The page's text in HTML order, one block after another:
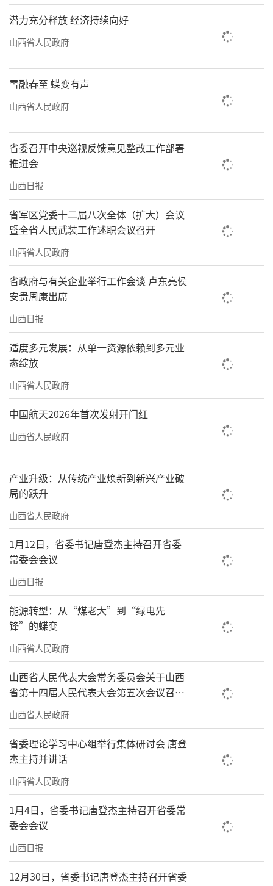
成归国，也加入了绛州澄泥砚的传承队伍。其
创新设计的“水滴”“核桃”“琴”等实用小
砚，融入国风国潮，造型时尚简约，颇受年轻
人喜爱。如今，他又烧出了令蔺涛比之不及的
豆沙绿等8色砚台。
寸墨池，其中，有非遗的赓续传承，也饱含着
涵育古今的无尽哲思。
左权民歌：太行之声响彻云霄
“桃花来你就红来，杏花来你就白。爬山
越岭我寻你来呀……”每当夕阳西下，人们结
束了一天的劳作，这样的歌声便会在各个角落
响起。7月21日下午，在左权县城沙河公园的西
南角，一个由民歌爱好者自发组织的“民歌
角”热闹非凡。大家围坐一起，从《亲圪蛋下
河洗衣裳》到《绣荷包》，再到《闹五更》，
一首首经典曲目轮番上演，独唱、对唱、合唱
交织成一片欢乐的海洋。原生态的民歌唱腔，
搭配着反映当地生活的歌词，大家陶醉其中，
掌声与尖叫声此起彼伏。
左权县是一片红色的土地，原名辽县，为
纪念抗日名将左权而更名。左权县也是中国民
间文化艺术之乡，素有“万首民歌千出戏”的
美誉。据官方考证，左权民歌作为太行山区原
生态民歌的代表，早在宋元时期就被广泛传
唱，成为当地民众劳作休闲时的娱乐方式。至
明清时期，民歌更贴近生活，至今仍有当年流
传下来的曲目。
“在左权，会说话就会唱民歌。”曹彦
明，一位从事民歌演唱工作超过50年的老艺
人，从小在父母的歌声中长大，如今又将自己
的歌声传给了儿孙。正是这种全民参与的氛
围，让左权民歌得以生生不息，代代相传。
“山丹丹你就开花呀红艳艳，看见你亲哥
哥就心里甜”……左权民歌中最具特色的莫过
于“开花调”。这种以“花”为中心，以“开
花”为比兴的民歌形式，不仅展现了左权人对
美好生活的向往和憧憬，更承载了太行山悠久
的人文历史和红色文化。从封建社会期间的爱
情悲歌，到“五四”新文化运动后的反封建之
作，再到抗战时期的抗战动员曲，“开花
调”以其独特的艺术魅力见证了时代的变迁和
潜力充分释放 经济持续向好
山西省人民政府
雪融春至 蝶变有声
山西省人民政府
省委召开中央巡视反馈意见整改工作部署
推进会
山西日报
省军区党委十二届八次全体（扩大）会议
暨全省人民武装工作述职会议召开
山西省人民政府
省政府与有关企业举行工作会谈 卢东亮侯
安贵周康出席
山西日报
适度多元发展：从单一资源依赖到多元业
态绽放
山西省人民政府
中国航天2026年首次发射开门红
山西省人民政府
产业升级：从传统产业焕新到新兴产业破
局的跃升
山西省人民政府
1月12日，省委书记唐登杰主持召开省委
常委会会议
山西日报
能源转型：从“煤老大”到“绿电先
锋”的蝶变
山西省人民政府
山西省人民代表大会常务委员会关于山西
省第十四届人民代表大会第五次会议召开
时间的决定
山西省人民政府
省委理论学习中心组举行集体研讨会 唐登
杰主持并讲话
山西省人民政府
1月4日，省委书记唐登杰主持召开省委常
委会会议
山西日报
12月30日，省委书记唐登杰主持召开省委